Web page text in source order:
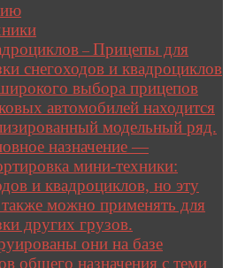
– Прицепы для
снегоходов и квадроциклов
выбора прицепов
автомобилей находится
модельный ряд.
назначение —
мини-техники:
и квадроциклов, но эту
можно применять для
других грузов.
они на базе
общего назначения с теми